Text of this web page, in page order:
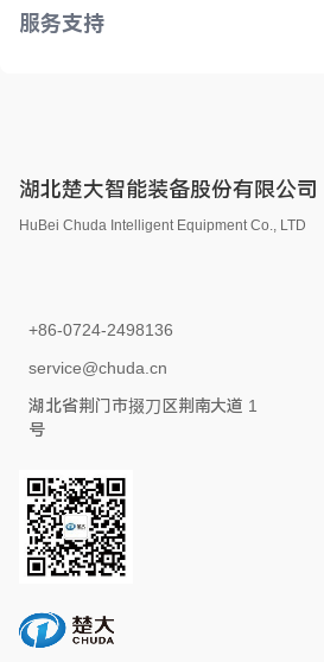
服务支持
湖北楚大智能装备股份有限公司
HuBei Chuda Intelligent Equipment Co., LTD
+86-0724-2498136
service@chuda.cn
湖北省荆门市掇刀区荆南大道 1
号